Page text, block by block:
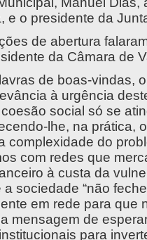
e o presidente da
de abertura
da Câmara de
de boas-vindas,
à urgência
social só se
lhe, na prática,
complexidade do
com redes que
à custa da
sociedade “não
em rede para que
mensagem de
para